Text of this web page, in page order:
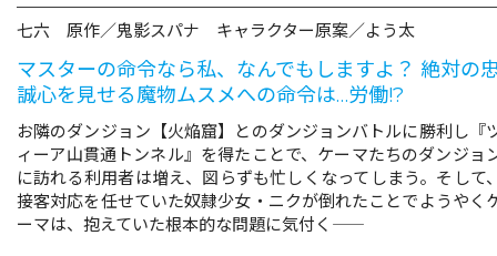
七六 原作／鬼影スパナ キャラクター原案／よう太
マスターの命令なら私、なんでもしますよ？ 絶対の
誠心を見せる魔物ムスメへの命令は…労働!?
お隣のダンジョン【火焔窟】とのダンジョンバトルに勝利し『
ィーア山貫通トンネル』を得たことで、ケーマたちのダンジョ
に訪れる利用者は増え、図らずも忙しくなってしまう。そして
接客対応を任せていた奴隷少女・ニクが倒れたことでようやく
ーマは、抱えていた根本的な問題に気付く――